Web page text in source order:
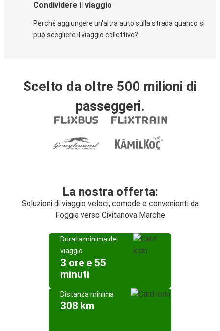
Condividere il viaggio
Perché aggiungere un'altra auto sulla strada quando si
può scegliere il viaggio collettivo?
Scelto da oltre 500 milioni di
passeggeri.
La nostra offerta:
Soluzioni di viaggio veloci, comode e convenienti da
Foggia verso Civitanova Marche
Durata minima del
viaggio
3 ore e 55
minuti
Distanza minima
308 km